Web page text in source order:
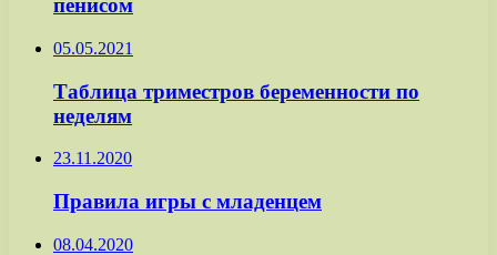
пенисом
05.05.2021
Таблица триместров беременности по
неделям
23.11.2020
Правила игры с младенцем
08.04.2020